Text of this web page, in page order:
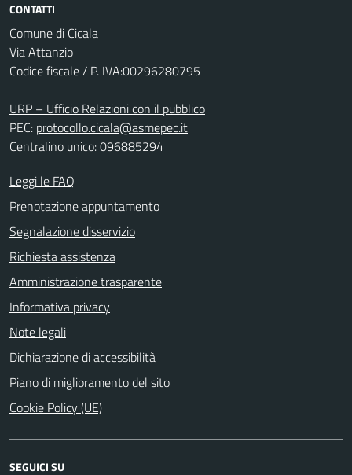
CONTATTI
Comune di Cicala
Via Attanzio
Codice fiscale / P. IVA:00296280795
URP – Ufficio Relazioni con il pubblico
PEC: protocollo.cicala@asmepec.it
Centralino unico: 096885294
Leggi le FAQ
Prenotazione appuntamento
Segnalazione disservizio
Richiesta assistenza
Amministrazione trasparente
Informativa privacy
Note legali
Dichiarazione di accessibilità
Piano di miglioramento del sito
Cookie Policy (UE)
SEGUICI SU